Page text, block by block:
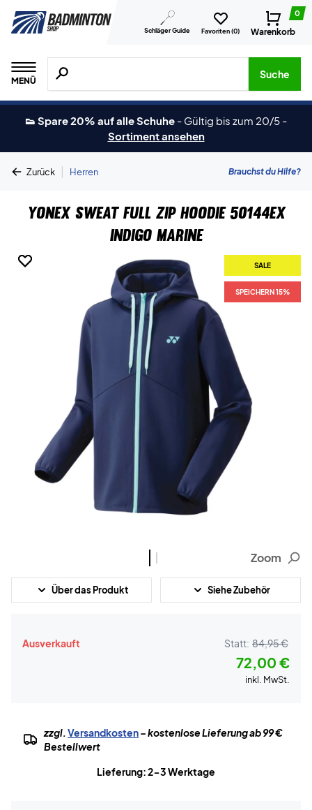
Schläger Guide Favoriten (0)
0
Warenkorb
MENÜ
Suche nach Produkten, Marken usw.
Suche
👟 Spare 20% auf alle Schuhe - Gültig bis zum 20/5 -
Sortiment ansehen
Zurück | Herren Brauchst du Hilfe?
Yonex Sweat Full Zip Hoodie 50144EX
Indigo Marine
SALE
SPEICHERN 15%
SALE
SPEICHERN 15%
Zoom
Über das Produkt Siehe Zubehör
Ausverkauft Statt: 84,95 €
72,00 €
inkl. MwSt.
zzgl.Versandkosten– kostenlose Lieferung ab 99 €
Bestellwert
Lieferung: 2-3 Werktage